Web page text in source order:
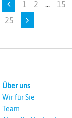
1 2 ... 15
25
Über uns
Wir für Sie
Team